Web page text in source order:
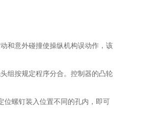
和意外碰撞使操纵机构误动作，该
组按规定程序分合。控制器的凸轮
螺钉装入位置不同的孔内，即可